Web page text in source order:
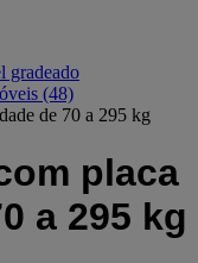
gradeado
(48)
de 70 a 295 kg
placa
a 295 kg